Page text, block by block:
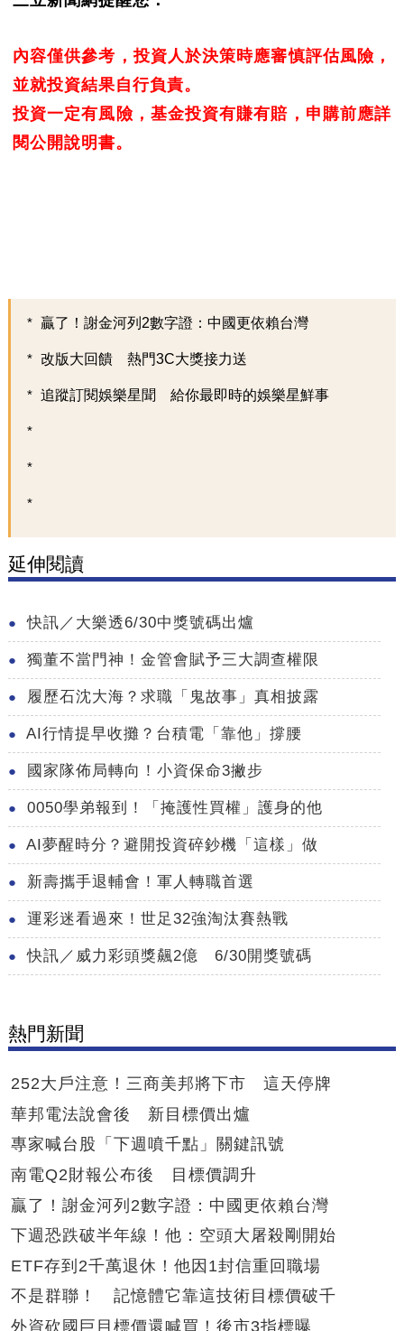
內容僅供參考，投資人於決策時應審慎評估風險，
並就投資結果自行負責。
投資一定有風險，基金投資有賺有賠，申購前應詳
閱公開說明書。
贏了！謝金河列2數字證：中國更依賴台灣
改版大回饋 熱門3C大獎接力送
追蹤訂閱娛樂星聞 給你最即時的娛樂星鮮事
延伸閱讀
快訊／大樂透6/30中獎號碼出爐
獨董不當門神！金管會賦予三大調查權限
履歷石沈大海？求職「鬼故事」真相披露
AI行情提早收攤？台積電「靠他」撐腰
國家隊佈局轉向！小資保命3撇步
0050學弟報到！「掩護性買權」護身的他
AI夢醒時分？避開投資碎鈔機「這樣」做
新壽攜手退輔會！軍人轉職首選
運彩迷看過來！世足32強淘汰賽熱戰
快訊／威力彩頭獎飆2億 6/30開獎號碼
熱門新聞
252大戶注意！三商美邦將下市 這天停牌
華邦電法說會後 新目標價出爐
專家喊台股「下週噴千點」關鍵訊號
南電Q2財報公布後 目標價調升
贏了！謝金河列2數字證：中國更依賴台灣
下週恐跌破半年線！他：空頭大屠殺剛開始
ETF存到2千萬退休！他因1封信重回職場
不是群聯！ 記憶體它靠這技術目標價破千
外資砍國巨目標價還喊買！後市3指標曝